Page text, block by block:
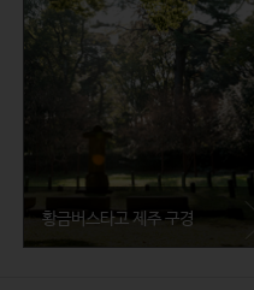
황금버스타고 제주 구경